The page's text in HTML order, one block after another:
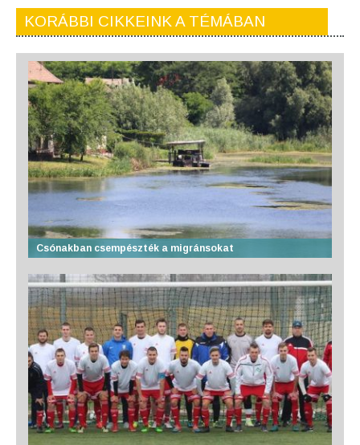
KORÁBBI CIKKEINK A TÉMÁBAN
Csónakban csempészték a migránsokat